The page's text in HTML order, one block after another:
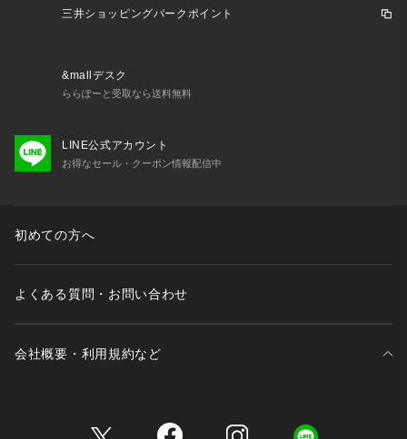
三井ショッピングパークポイント
&mallデスク
ららぽーと受取なら送料無料
LINE公式アカウント
お得なセール・クーポン情報配信中
初めての方へ
よくある質問・お問い合わせ
会社概要・利用規約など